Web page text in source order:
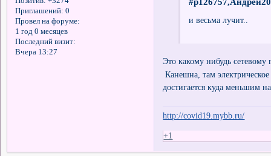
Приглашений: 0
Провел на форуме:
1 год 0 месяцев
Последний визит:
Вчера 13:27
и весьма лучит..
Это какому нибудь
Канешна, там
достигается куда меньшим
http://covid19.mybb.ru/
+1